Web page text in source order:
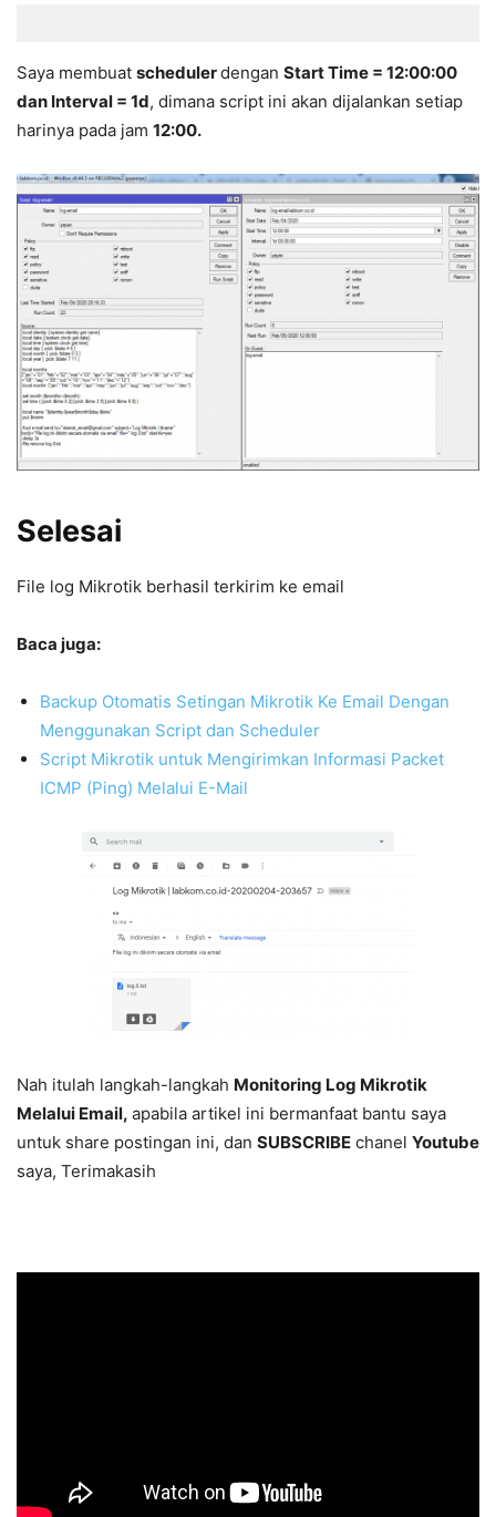
Saya membuat schedulerdengan Start Time = 12:00:00
dan Interval = 1d, dimana script ini akan dijalankan setiap
harinya pada jam 12:00.
Selesai
File log Mikrotik berhasil terkirim ke email
Baca juga:
Backup Otomatis Setingan Mikrotik Ke Email Dengan
Menggunakan Script dan Scheduler
Script Mikrotik untuk Mengirimkan Informasi Packet
ICMP (Ping) Melalui E-Mail
Nah itulah langkah-langkah Monitoring Log Mikrotik
Melalui Email, apabila artikel ini bermanfaat bantu saya
untuk share postingan ini, dan SUBSCRIBE chanel Youtube
saya, Terimakasih